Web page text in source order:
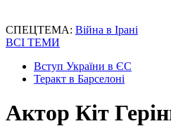
СПЕЦТЕМА: Війна в Ірані
ВСІ ТЕМИ
Вступ України в ЄС
Теракт в Барселоні
Актор Кіт